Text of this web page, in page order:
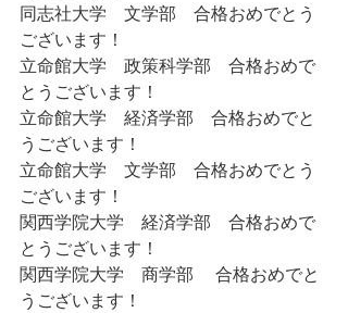
同志社大学　文学部　合格おめでとう
ございます！
立命館大学　政策科学部　合格おめで
とうございます！
立命館大学　経済学部　合格おめでと
うございます！
立命館大学　文学部　合格おめでとう
ございます！
関西学院大学　経済学部　合格おめで
とうございます！
関西学院大学　商学部　 合格おめでと
うございます！